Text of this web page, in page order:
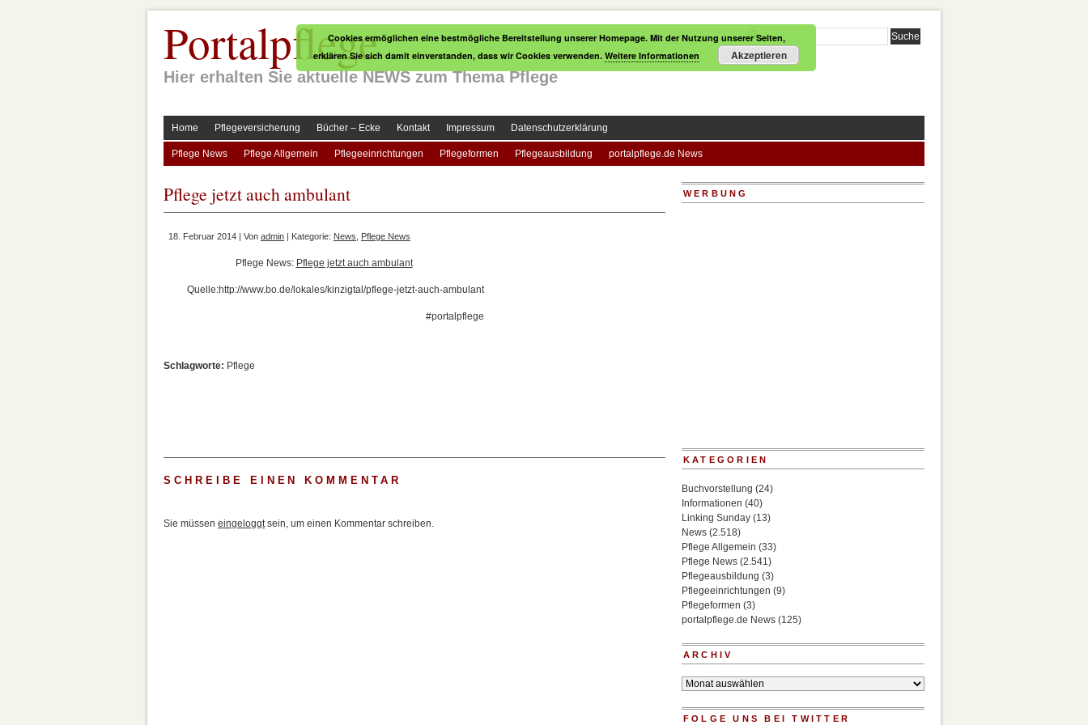
Portalpflege
Hier erhalten Sie aktuelle NEWS zum Thema Pflege
Home Pflegeversicherung Bücher – Ecke Kontakt Impressum Datenschutzerklärung
Pflege News Pflege Allgemein Pflegeeinrichtungen Pflegeformen Pflegeausbildung portalpflege.de News
Pflege jetzt auch ambulant
18. Februar 2014 | Von admin | Kategorie: News Pflege News
Pflege News: Pflege jetzt auch ambulant
Quelle:http://www.bo.de/lokales/kinzigtal/pflege-jetzt-auch-ambulant
#portalpflege
Schlagworte: Pflege
SCHREIBE EINEN KOMMENTAR
Sie müssen eingeloggtsein, um einen Kommentar schreiben.
WERBUNG
KATEGORIEN
Buchvorstellung (24)
Informationen (40)
Linking Sunday (13)
News (2.518)
Pflege Allgemein (33)
Pflege News (2.541)
Pflegeausbildung (3)
Pflegeeinrichtungen (9)
Pflegeformen (3)
portalpflege.de News (125)
ARCHIV
Archiv
FOLGE UNS BEI TWITTER
Cookies ermöglichen eine bestmögliche Bereitstellung unserer Homepage. Mit der Nutzung unserer Seiten,
erklären Sie sich damit einverstanden, dass wir Cookies verwenden. Weitere Informationen Akzeptieren